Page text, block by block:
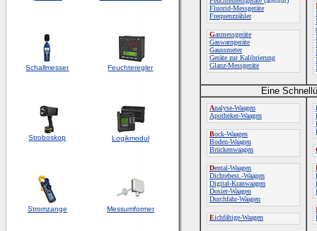
Schallmesser Feuchteregler
Stroboskop Logikmodul
Stromzange Messumformer
Fluorid-Messgeräte
Frequenzzähler
Gasmessgeräte
Gaswarngeräte
Gaussmeter
Geräte zur Kalibrierung
Glanz-Messgeräte
Eine
Analyse-Waagen
Apotheker-Waagen
Bock-Waagen
Boden-Waagen
Brückenwaagen
Dental-Waagen
Dichtebest.-Waagen
Digital-Kranwaagen
Dosier-Waagen
Durchfahr-Waagen
Eichfähige-Waagen